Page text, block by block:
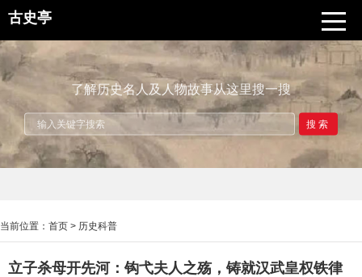
古史亭
了解历史名人及人物故事从这里搜一搜
搜索
当前位置： 首页 > 历史科普
立子杀母开先河：钩弋夫人之殇，铸就汉武皇权铁律